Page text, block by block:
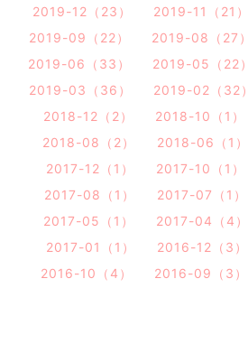
2019-12（23）
2019-11（21）
2019-09（22）
2019-08（27）
2019-06（33）
2019-05（22）
2019-03（36）
2019-02（32）
2018-12（2）
2018-10（1）
2018-08（2）
2018-06（1）
2017-12（1）
2017-10（1）
2017-08（1）
2017-07（1）
2017-05（1）
2017-04（4）
2017-01（1）
2016-12（3）
2016-10（4）
2016-09（3）